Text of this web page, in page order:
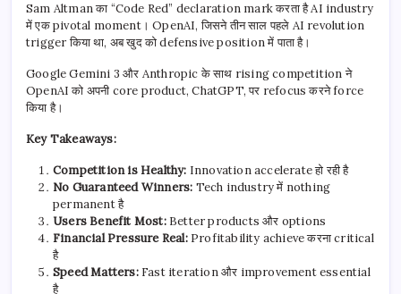
Sam Altman का “Code Red” declaration mark करता है AI industry
में एक pivotal moment। OpenAI, जिसने तीन साल पहले AI revolution
trigger किया था, अब खुद को defensive position में पाता है।
Google Gemini 3 और Anthropic के साथ rising competition ने
OpenAI को अपनी core product, ChatGPT, पर refocus करने force
किया है।
Key Takeaways:
Competition is Healthy: Innovation accelerate हो रही है
No Guaranteed Winners: Tech industry में nothing
permanent है
Users Benefit Most:Better products और options
Financial Pressure Real:Profitability achieve करना critical
है
Speed Matters:Fast iteration और improvement essential
है